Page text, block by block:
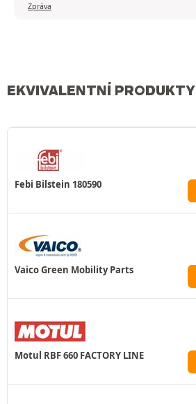
Zpráva
EKVIVALENTNÍ PRODUKTY
Febi Bilstein 180590
Vaico Green Mobility Parts
Motul RBF 660 FACTORY LINE